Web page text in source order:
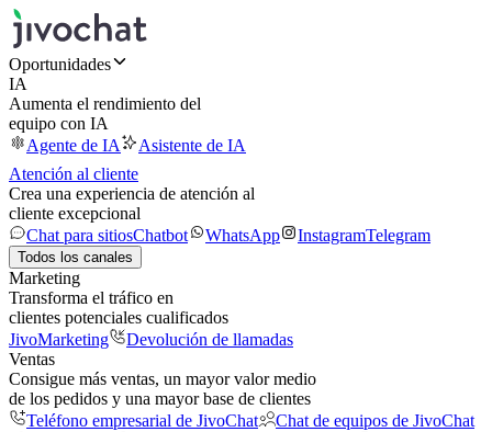
Oportunidades
IA
Aumenta el rendimiento del
equipo con IA
Agente de IA
Asistente de IA
Atención al cliente
Crea una experiencia de atención al
cliente excepcional
Chat para sitiosChatbot WhatsApp InstagramTelegram
Todos los canales
Marketing
Transforma el tráfico en
clientes potenciales cualificados
JivoMarketing
Devolución de llamadas
Ventas
Consigue más ventas, un mayor valor medio
de los pedidos y una mayor base de clientes
Teléfono empresarial de JivoChat
Chat de equipos de JivoChat